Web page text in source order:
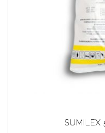
SUMILEX